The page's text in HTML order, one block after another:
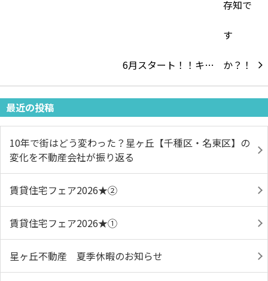
6月スタート！！キ…
最近の投稿
10年で街はどう変わった？星ヶ丘【千種区・名東区】の
変化を不動産会社が振り返る
賃貸住宅フェア2026★➁
賃貸住宅フェア2026★①
星ヶ丘不動産 夏季休暇のお知らせ